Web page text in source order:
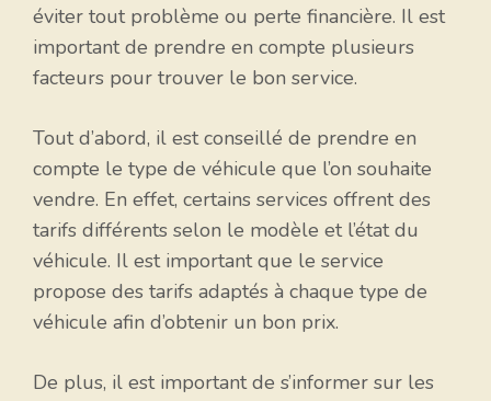
éviter tout problème ou perte financière. Il est
important de prendre en compte plusieurs
facteurs pour trouver le bon service.
Tout d’abord, il est conseillé de prendre en
compte le type de véhicule que l’on souhaite
vendre. En effet, certains services offrent des
tarifs différents selon le modèle et l’état du
véhicule. Il est important que le service
propose des tarifs adaptés à chaque type de
véhicule afin d’obtenir un bon prix.
De plus, il est important de s’informer sur les